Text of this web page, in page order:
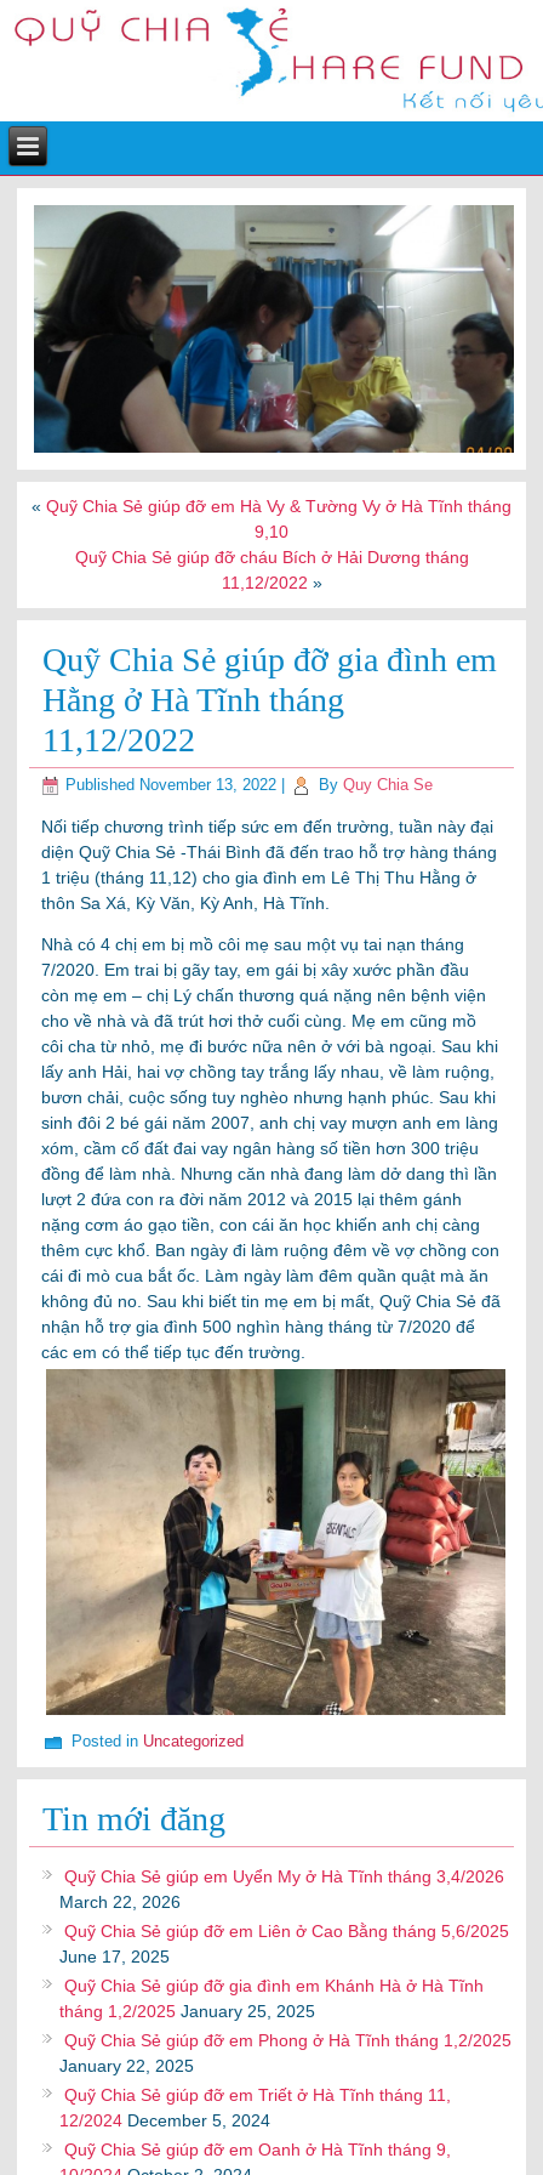
« Quỹ Chia Sẻ giúp đỡ em Hà Vy & Tường Vy ở Hà Tĩnh tháng
9,10
Quỹ Chia Sẻ giúp đỡ cháu Bích ở Hải Dương tháng
11,12/2022 »
Quỹ Chia Sẻ giúp đỡ gia đình em
Hằng ở Hà Tĩnh tháng
11,12/2022
Published November 13, 2022 By Quy Chia Se
Nối tiếp chương trình tiếp sức em đến trường, tuần này đại
diện Quỹ Chia Sẻ -Thái Bình đã đến trao hỗ trợ hàng tháng
1 triệu (tháng 11,12) cho gia đình em Lê Thị Thu Hằng ở
thôn Sa Xá, Kỳ Văn, Kỳ Anh, Hà Tĩnh.
Nhà có 4 chị em bị mồ côi mẹ sau một vụ tai nạn tháng
7/2020. Em trai bị gãy tay, em gái bị xây xước phần đầu
còn mẹ em – chị Lý chấn thương quá nặng nên bệnh viện
cho về nhà và đã trút hơi thở cuối cùng. Mẹ em cũng mồ
côi cha từ nhỏ, mẹ đi bước nữa nên ở với bà ngoại. Sau khi
lấy anh Hải, hai vợ chồng tay trắng lấy nhau, về làm ruộng,
bươn chải, cuộc sống tuy nghèo nhưng hạnh phúc. Sau khi
sinh đôi 2 bé gái năm 2007, anh chị vay mượn anh em làng
xóm, cầm cố đất đai vay ngân hàng số tiền hơn 300 triệu
đồng để làm nhà. Nhưng căn nhà đang làm dở dang thì lần
lượt 2 đứa con ra đời năm 2012 và 2015 lại thêm gánh
nặng cơm áo gạo tiền, con cái ăn học khiến anh chị càng
thêm cực khổ. Ban ngày đi làm ruộng đêm về vợ chồng con
cái đi mò cua bắt ốc. Làm ngày làm đêm quần quật mà ăn
không đủ no. Sau khi biết tin mẹ em bị mất, Quỹ Chia Sẻ đã
nhận hỗ trợ gia đình 500 nghìn hàng tháng từ 7/2020 để
các em có thể tiếp tục đến trường.
Posted in Uncategorized
Tin mới đăng
Quỹ Chia Sẻ giúp em Uyển My ở Hà Tĩnh tháng 3,4/2026
March 22, 2026
Quỹ Chia Sẻ giúp đỡ em Liên ở Cao Bằng tháng 5,6/2025
June 17, 2025
Quỹ Chia Sẻ giúp đỡ gia đình em Khánh Hà ở Hà Tĩnh
tháng 1,2/2025 January 25, 2025
Quỹ Chia Sẻ giúp đỡ em Phong ở Hà Tĩnh tháng 1,2/2025
January 22, 2025
Quỹ Chia Sẻ giúp đỡ em Triết ở Hà Tĩnh tháng 11,
12/2024 December 5, 2024
Quỹ Chia Sẻ giúp đỡ em Oanh ở Hà Tĩnh tháng 9,